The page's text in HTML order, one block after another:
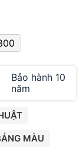
Bảo hành 10
năm
MÀU